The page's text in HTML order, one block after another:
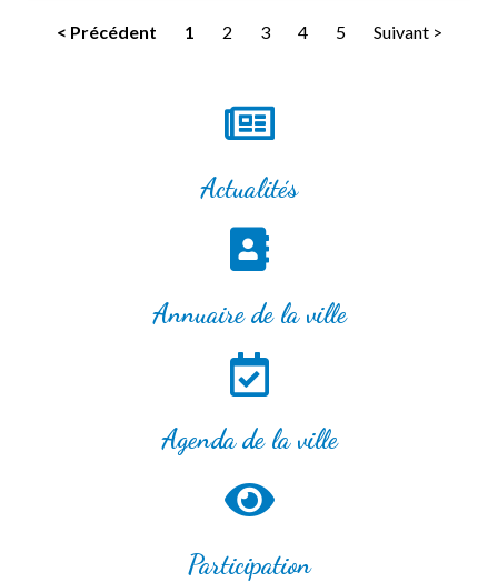
< Précédent 1 2 3 4 5 Suivant >
Actualités
Annuaire de la ville
Agenda de la ville
Participation